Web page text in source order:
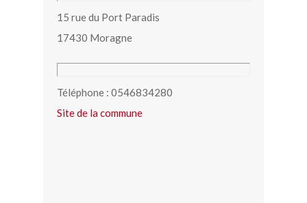
15 rue du Port Paradis
17430 Moragne
Téléphone : 0546834280
Site de la commune